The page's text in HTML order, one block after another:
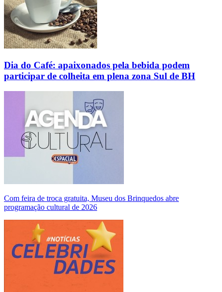
Dia do Café: apaixonados pela bebida podem
participar de colheita em plena zona Sul de BH
Com feira de troca gratuita, Museu dos Brinquedos abre
programação cultural de 2026